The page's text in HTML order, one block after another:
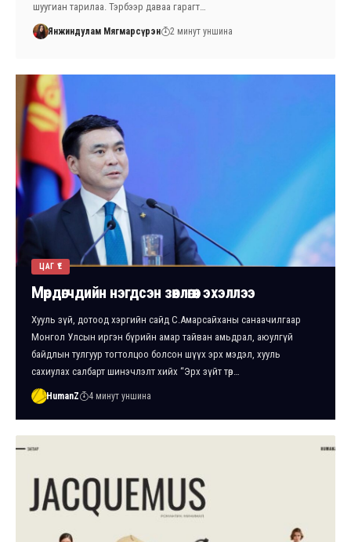
шуугиан тарилаа. Тэрбээр даваа гарагт…
Янжиндулам Мягмарсүрэн 2 минут уншина
ЦАГ ҮЕ
Мөрдөгчдийн нэгдсэн зөвлөгөөн эхэллээ
Хууль зүй, дотоод хэргийн сайд С.Амарсайханы санаачилгаар
Монгол Улсын иргэн бүрийн амар тайван амьдрал, аюулгүй
байдлын тулгуур тогтолцоо болсон шүүх эрх мэдэл, хууль
сахиулах салбарт шинэчлэлт хийх “Эрх зүйт төр…
HumanZ 4 минут уншина